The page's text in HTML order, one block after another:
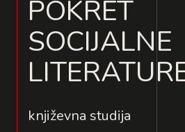
POKRET
SOCIJALNE
književna studija